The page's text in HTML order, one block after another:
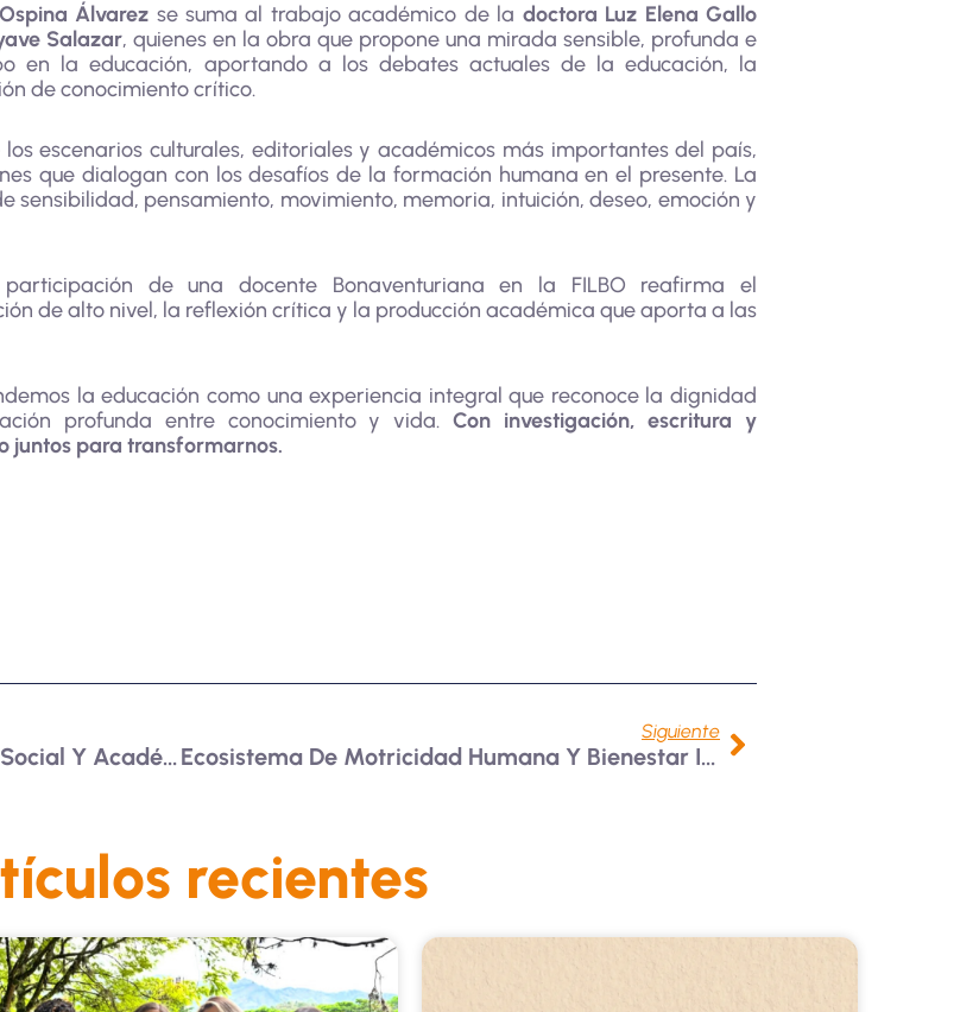
Álvarez se suma al trabajo académico de la doctora Luz Elena Gallo
Salazar, quienes en la obra que propone una mirada sensible, profunda e
en la educación, aportando a los debates actuales de la educación, la
de conocimiento crítico.
los escenarios culturales, editoriales y académicos más importantes del país,
que dialogan con los desafíos de la formación humana en el presente. La
sensibilidad, pensamiento, movimiento, memoria, intuición, deseo, emoción y
de una docente Bonaventuriana en la FILBO reafirma el
de alto nivel, la reflexión crítica y la producción académica que aporta a las
la educación como una experiencia integral que reconoce la dignidad
profunda entre conocimiento y vida. Con investigación, escritura y
juntos para transformarnos.
¿La Ciudad Para Quién?: Diálogo Social Y Académico Sobre El Desarrollo Urbano En Medellín Y Antioquia
Siguiente
Ecosistema De Motricidad Humana Y Bienestar Impulsa Formación En RCCP
recientes